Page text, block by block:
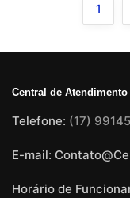
1
Central de Atendimento
Telefone: (17)
E-mail:
Horário de